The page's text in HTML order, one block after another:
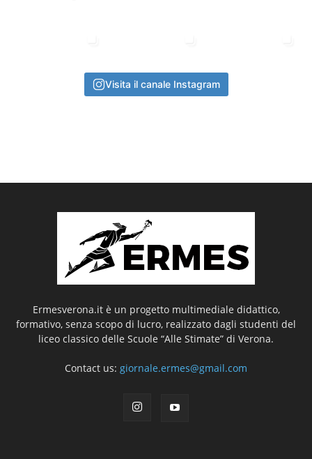
Visita il canale Instagram
Ermesverona.it è un progetto multimediale didattico,
formativo, senza scopo di lucro, realizzato dagli studenti del
liceo classico delle Scuole “Alle Stimate” di Verona.
Contact us: giornale.ermes@gmail.com